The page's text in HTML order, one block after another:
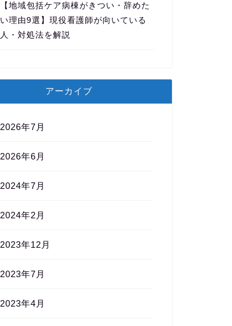
【地域包括ケア病棟がきつい・辞めた
い理由9選】現役看護師が向いている
人・対処法を解説
アーカイブ
2026年7月
2026年6月
2024年7月
2024年2月
2023年12月
2023年7月
2023年4月